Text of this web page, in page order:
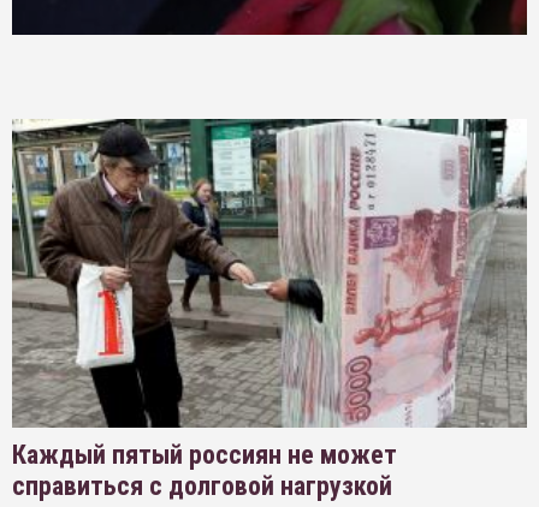
Каждый пятый россиян не может
справиться с долговой нагрузкой